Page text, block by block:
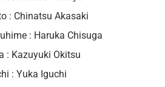
: Chinatsu Akasaki
: Haruka Chisuga
: Kazuyuki Okitsu
: Yuka Iguchi